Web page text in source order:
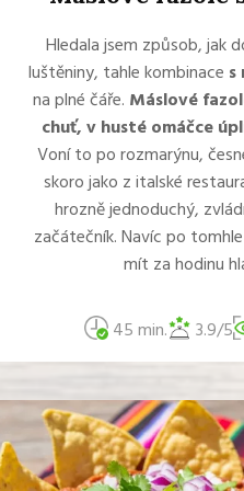
Hledala jsem způsob, jak
luštěniny, tahle kombinace
na plné čáře. Máslové
chuť, v husté omáčce
Voní to po rozmarýnu,
skoro jako z italské
hrozně jednoduchý,
začátečník. Navíc po
mít za hodinu
45 min. 3.9/5